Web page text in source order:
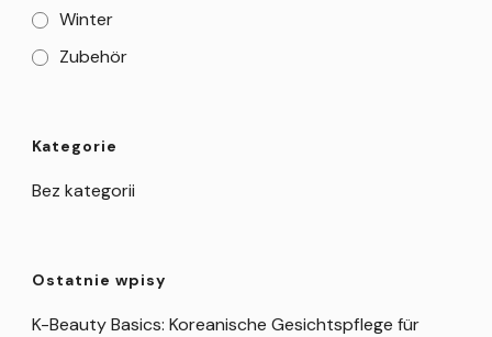
Winter
Zubehör
Kategorie
Bez kategorii
Ostatnie wpisy
K-Beauty Basics: Koreanische Gesichtspflege für